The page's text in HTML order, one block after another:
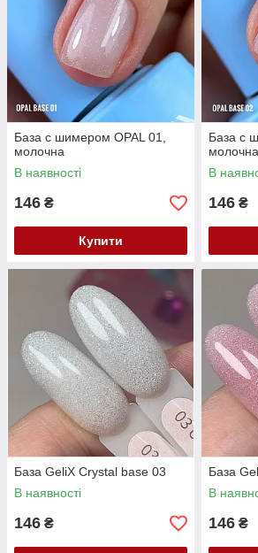
База с шимером OPAL 01,
молочна
В наявності
146 ₴
Купити
База с
В
146 ₴
База GeliX Crystal base 03
В наявності
146 ₴
База
В
146 ₴